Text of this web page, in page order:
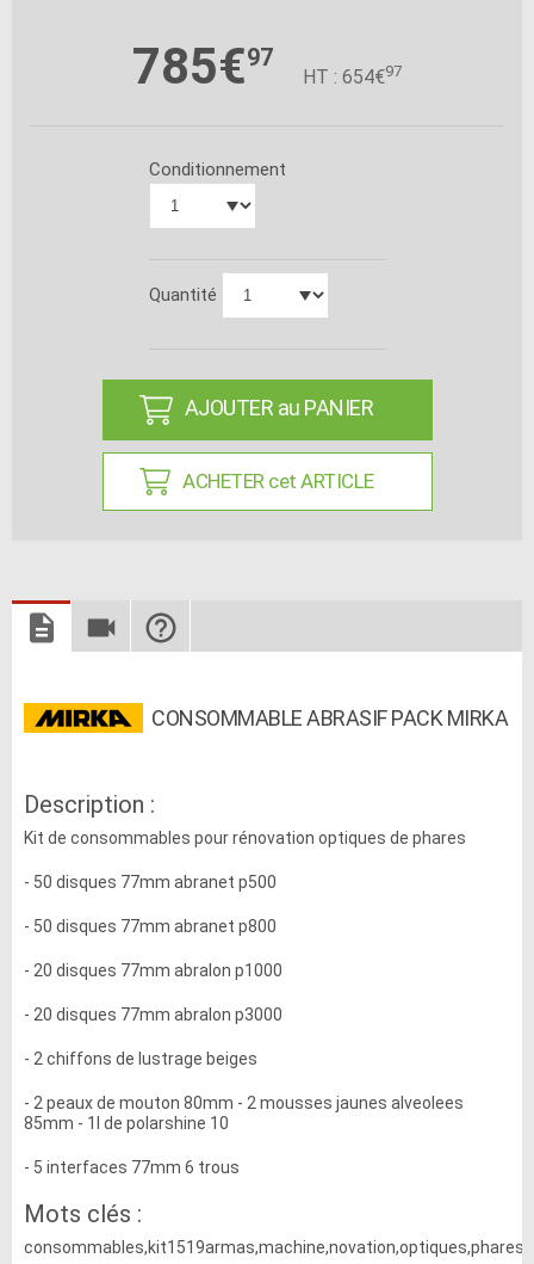
785€97
HT : 654€97
Conditionnement
Quantité
AJOUTER au PANIER
ACHETER cet ARTICLE
CONSOMMABLE ABRASIF PACK MIRKA
Description :
Kit de consommables pour rénovation optiques de phares
- 50 disques 77mm abranet p500
- 50 disques 77mm abranet p800
- 20 disques 77mm abralon p1000
- 20 disques 77mm abralon p3000
- 2 chiffons de lustrage beiges
- 2 peaux de mouton 80mm - 2 mousses jaunes alveolees
85mm - 1l de polarshine 10
- 5 interfaces 77mm 6 trous
Mots clés :